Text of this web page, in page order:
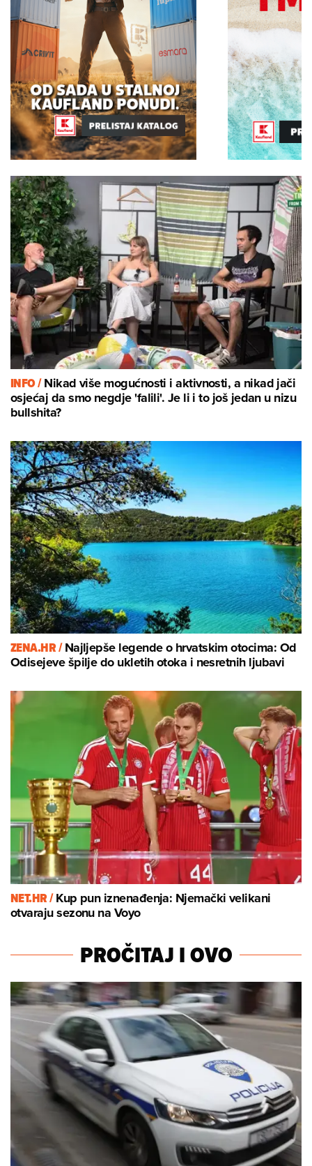
INFO /Nikad više mogućnosti i aktivnosti, a nikad jači
osjećaj da smo negdje 'falili'. Je li i to još jedan u nizu
bullshita?
ZENA.HR /Najljepše legende o hrvatskim otocima: Od
Odisejeve špilje do ukletih otoka i nesretnih ljubavi
NET.HR /Kup pun iznenađenja: Njemački velikani
otvaraju sezonu na Voyo
PROČITAJ I OVO